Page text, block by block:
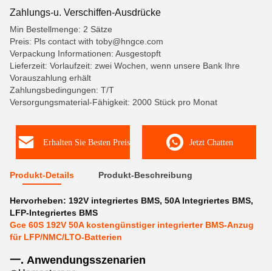
Zahlungs-u. Verschiffen-Ausdrücke
Min Bestellmenge: 2 Sätze
Preis: Pls contact with toby@hngce.com
Verpackung Informationen: Ausgestopft
Lieferzeit: Vorlaufzeit: zwei Wochen, wenn unsere Bank Ihre
Vorauszahlung erhält
Zahlungsbedingungen: T/T
Versorgungsmaterial-Fähigkeit: 2000 Stück pro Monat
Erhalten Sie Besten Preis Jetzt Chatten
Produkt-Details Produkt-Beschreibung
Hervorheben: 192V integriertes BMS, 50A Integriertes BMS,
LFP-Integriertes BMS
Gce 60S 192V 50A kostengünstiger integrierter BMS-Anzug
für LFP/NMC/LTO-Batterien
一. Anwendungsszenarien